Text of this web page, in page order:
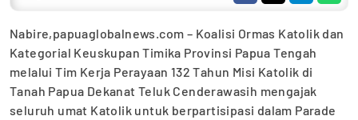
Nabire,papuaglobalnews.com – Koalisi Ormas Katolik dan
Kategorial Keuskupan Timika Provinsi Papua Tengah
melalui Tim Kerja Perayaan 132 Tahun Misi Katolik di
Tanah Papua Dekanat Teluk Cenderawasih mengajak
seluruh umat Katolik untuk berpartisipasi dalam Parade